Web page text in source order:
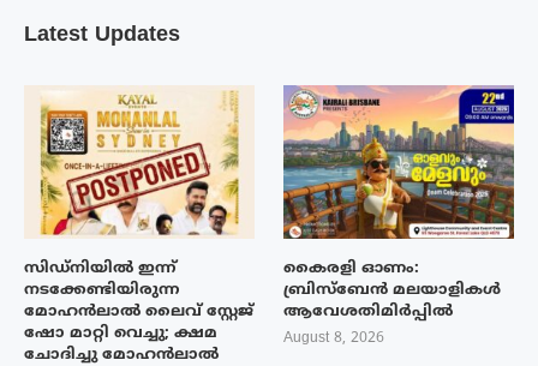
Latest Updates
സിഡ്നിയിൽ ഇന്ന്
നടക്കേണ്ടിയിരുന്ന
മോഹൻലാൽ ലൈവ് സ്റ്റേജ്
ഷോ മാറ്റി വെച്ചു; ക്ഷമ
ചോദിച്ചു മോഹൻലാൽ
കൈരളി ഓണം:
ബ്രിസ്ബേൻ മലയാളികൾ
ആവേശതിമിർപ്പിൽ
August 8, 2026